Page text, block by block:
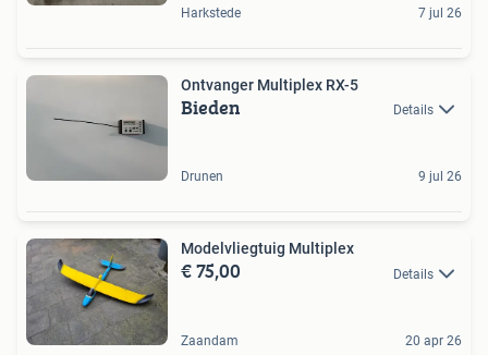
Harkstede 7 jul 26
Ontvanger Multiplex RX-5
Bieden Details
Drunen 9 jul 26
Modelvliegtuig Multiplex
€ 75,00 Details
Zaandam 20 apr 26